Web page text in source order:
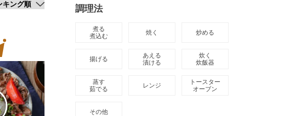
調理法
煮る
煮込む
焼く 炒める
揚げる
あえる
漬ける
炊く
炊飯器
蒸す
茹でる
レンジ
トースター
オーブン
その他